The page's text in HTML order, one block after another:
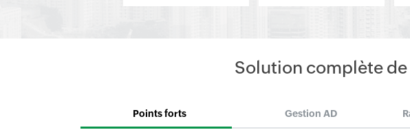
Solution complète
Points forts Gestion AD